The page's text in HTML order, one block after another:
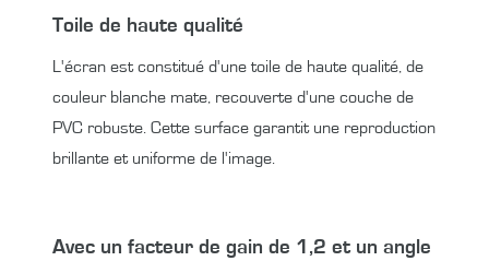
Toile de haute qualité
L'écran est constitué d'une toile de haute qualité, de
couleur blanche mate, recouverte d'une couche de
PVC robuste. Cette surface garantit une reproduction
brillante et uniforme de l'image.
Avec un facteur de gain de 1,2 et un angle